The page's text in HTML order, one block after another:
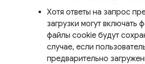
Хотя ответы на запрос
загрузки могут включать
файлы cookie будут
случае, если
предварительно